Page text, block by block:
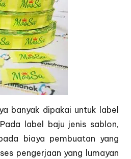
banyak dipakai untuk label
label baju jenis sablon,
biaya pembuatan yang
pengerjaan yang lumayan